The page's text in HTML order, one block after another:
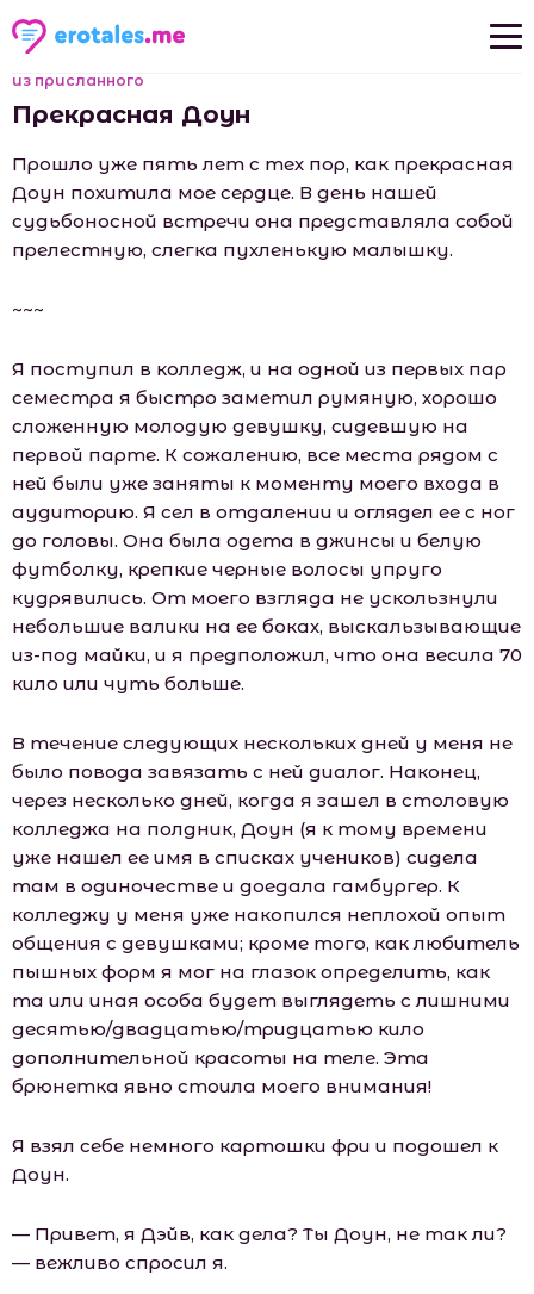
Новые рассказы
Популярные рассказы
из присланного
Прекрасная Доун
Прошло уже пять лет с тех пор, как прекрасная
Доун похитила мое сердце. В день нашей
судьбоносной встречи она представляла собой
прелестную, слегка пухленькую малышку.
~~~
Я поступил в колледж, и на одной из первых пар
семестра я быстро заметил румяную, хорошо
сложенную молодую девушку, сидевшую на
первой парте. К сожалению, все места рядом с
ней были уже заняты к моменту моего входа в
аудиторию. Я сел в отдалении и оглядел ее с ног
до головы. Она была одета в джинсы и белую
футболку, крепкие черные волосы упруго
кудрявились. От моего взгляда не ускользнули
небольшие валики на ее боках, выскальзывающие
из-под майки, и я предположил, что она весила 70
кило или чуть больше.
В течение следующих нескольких дней у меня не
было повода завязать с ней диалог. Наконец,
через несколько дней, когда я зашел в столовую
колледжа на полдник, Доун (я к тому времени
уже нашел ее имя в списках учеников) сидела
там в одиночестве и доедала гамбургер. К
колледжу у меня уже накопился неплохой опыт
общения с девушками; кроме того, как любитель
пышных форм я мог на глазок определить, как
та или иная особа будет выглядеть с лишними
десятью/двадцатью/тридцатью кило
дополнительной красоты на теле. Эта
брюнетка явно стоила моего внимания!
Я взял себе немного картошки фри и подошел к
Доун.
— Привет, я Дэйв, как дела? Ты Доун, не так ли?
— вежливо спросил я.